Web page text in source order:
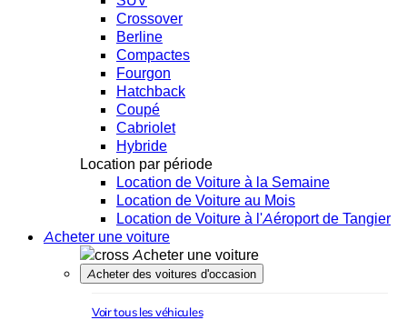
Crossover
Berline
Compactes
Fourgon
Hatchback
Coupé
Cabriolet
Hybride
Location par période
Location de Voiture à la Semaine
Location de Voiture au Mois
Location de Voiture à l'Aéroport de Tangier
Acheter une voiture
Acheter une voiture
Acheter des voitures d'occasion
Voir tous les véhicules